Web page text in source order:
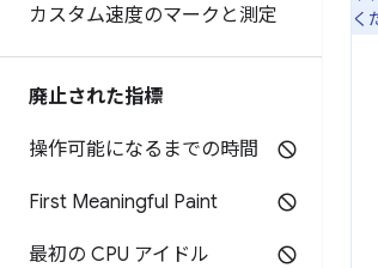
カスタム速度のマークと測定
廃止された指標
操作可能になるまでの時間
First Meaningful Paint
最初の CPU アイドル
く